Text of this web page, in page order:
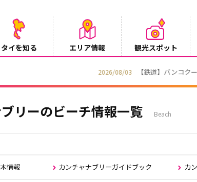
タイを知る エリア情報 観光スポット
クーアユタヤを結ぶ冷房列車「SRT BANGKOK CONNEX」8月1
リーのビーチ情報一覧 Beach
情報 カンチャナブリーガイドブック カ